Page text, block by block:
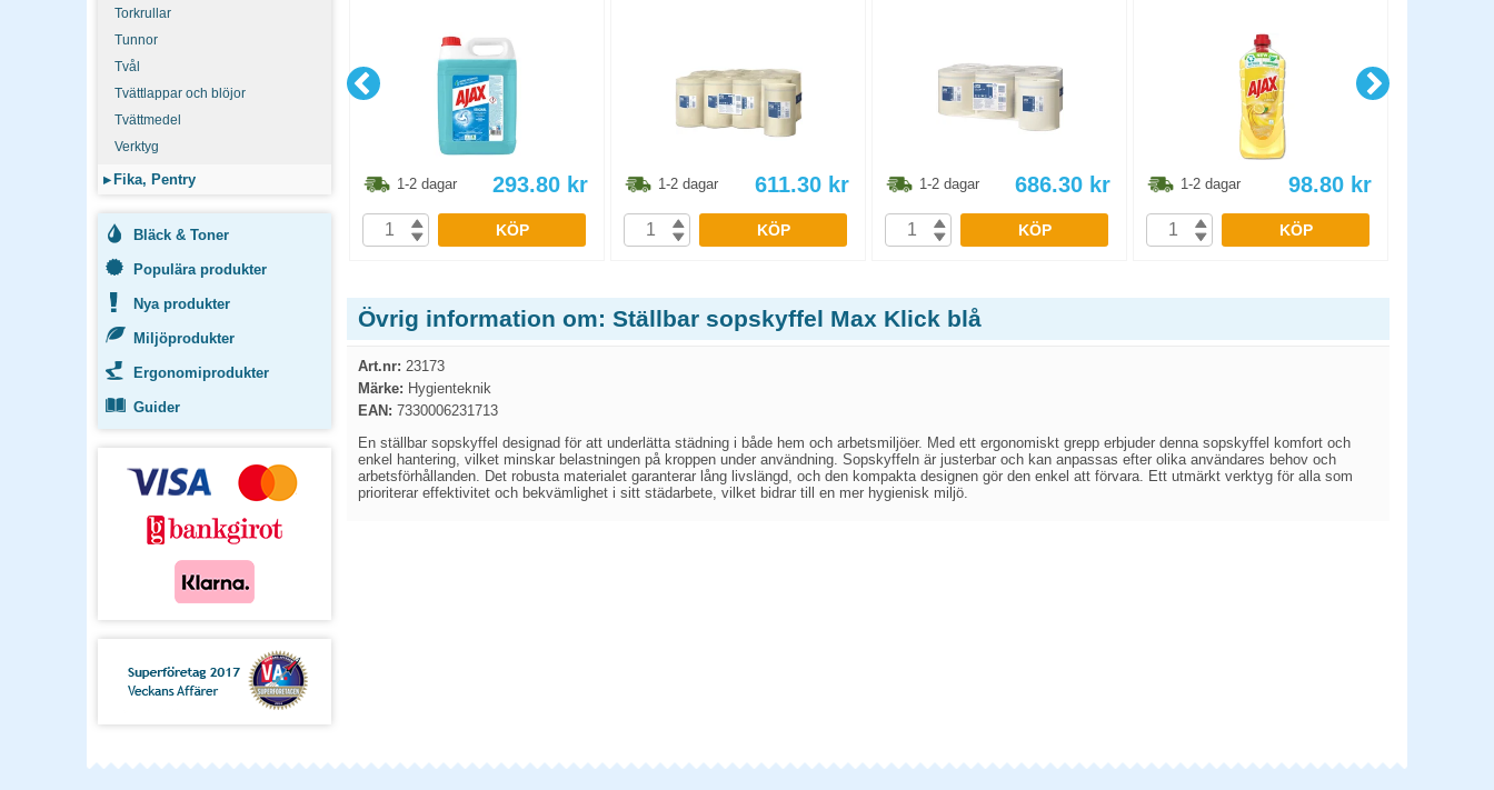
Torkrullar
Tunnor
Tvål
Tvättlappar och blöjor
Tvättmedel
Verktyg
▸ Fika, Pentry
Bläck & Toner
Populära produkter
Nya produkter
Miljöprodukter
Ergonomiprodukter
Guider
1-2 dagar 1-2 dagar 293.80 kr
KÖP
1-2 dagar 611.30 kr
KÖP
1-2 dagar 686.30 kr
KÖP
1-2 dagar 98.80 kr
KÖP
Övrig information om: Ställbar sopskyffel Max Klick blå
Art.nr: 23173
Märke: Hygienteknik
EAN: 7330006231713
En ställbar sopskyffel designad för att underlätta städning i både hem och arbetsmiljöer. Med ett ergonomiskt grepp erbjuder denna sopskyffel komfort och
enkel hantering, vilket minskar belastningen på kroppen under användning. Sopskyffeln är justerbar och kan anpassas efter olika användares behov och
arbetsförhållanden. Det robusta materialet garanterar lång livslängd, och den kompakta designen gör den enkel att förvara. Ett utmärkt verktyg för alla som
prioriterar effektivitet och bekvämlighet i sitt städarbete, vilket bidrar till en mer hygienisk miljö.